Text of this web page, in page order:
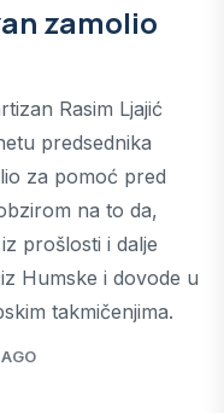
zamolio
Rasim Ljajić
predsednika
za pomoć pred
na to da,
prošlosti i dalje
Humske i dovode u
takmičenjima.